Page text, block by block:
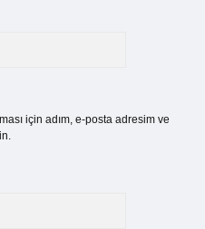
için adım, e-posta adresim ve